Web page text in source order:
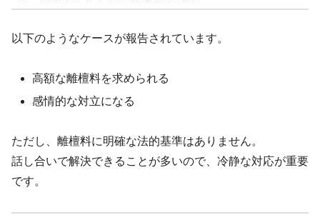
以下のようなケースが報告されています。
高額な離檀料を求められる
感情的な対立になる
ただし、離檀料に明確な法的基準はありません。
話し合いで解決できることが多いので、冷静な対応が重要
です。